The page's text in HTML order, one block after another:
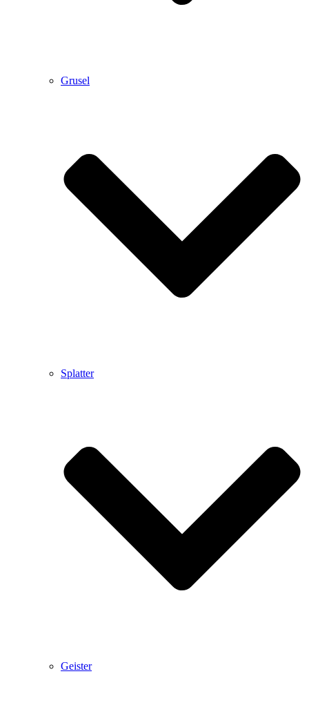
Grusel
Splatter
Geister